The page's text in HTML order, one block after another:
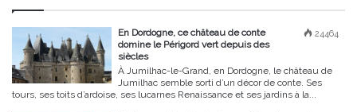
24464
En Dordogne, ce château de conte
domine le Périgord vert depuis des
siècles
À Jumilhac-le-Grand, en Dordogne, le château de
Jumilhac semble sorti d’un décor de conte. Ses
tours, ses toits d’ardoise, ses lucarnes Renaissance et ses jardins à la...